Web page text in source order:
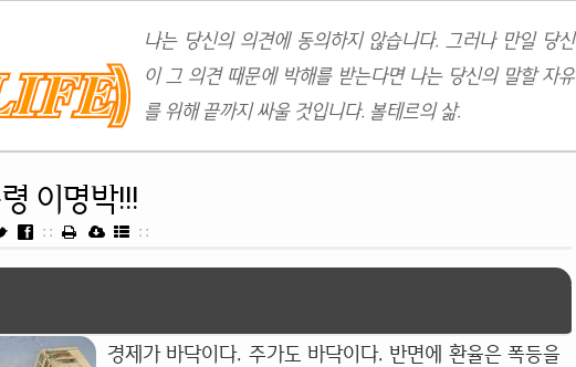
나는 당신의 의견에 동의하지 않습니다. 그러나 만일 당신
이 그 의견 때문에 박해를 받는다면 나는 당신의 말할 자유
를 위해 끝까지 싸울 것입니다. 볼테르의 삶.
이명박!!!
:: ::
경제가 바닥이다. 주가도 바닥이다. 반면에 환율은 폭등을